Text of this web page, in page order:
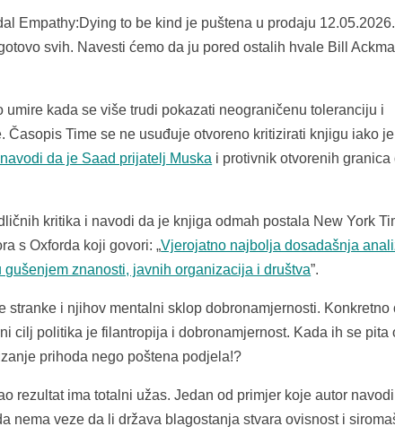
Empathy:Dying to be kind je puštena u prodaju
svih. Navesti ćemo da ju pored ostalih hvale Bill
kada se više trudi pokazati neograničenu toleranciju i
Time se ne usuđuje otvoreno kritizirati knjigu iako
da je Saad prijatelj Muska i protivnik otvorenih granica
kritika i navodi da je knjiga odmah postala New York
s Oxforda koji govori: „Vjerojatno najbolja dosadašnja
znanosti, javnih organizacija i društva”.
i njihov mentalni sklop dobronamjernosti. Konkretno
cilj politika je filantropija i dobronamjernost. Kada ih se pita
prihoda nego poštena podjela!?
rezultat ima totalni užas. Jedan od primjer koje autor
nema veze da li država blagostanja stvara ovisnost i